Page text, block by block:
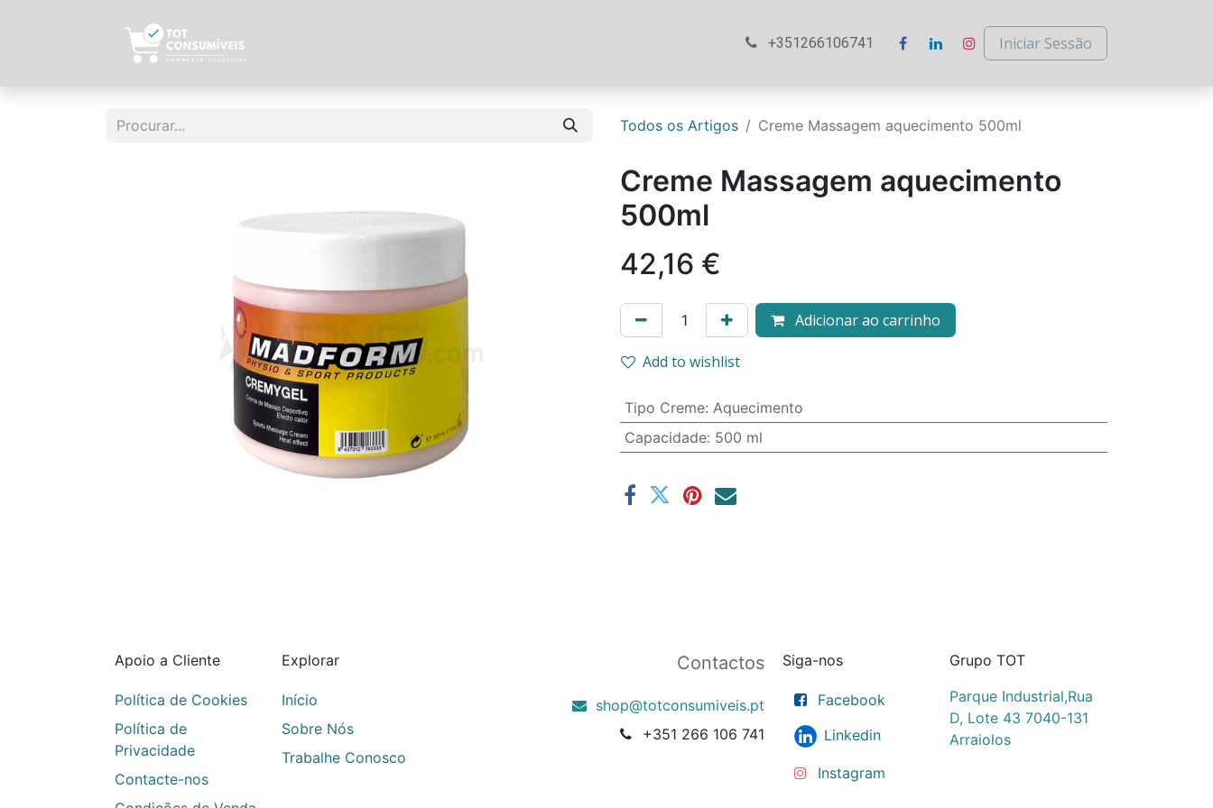
+351266106741 Iniciar Sessão
Todos os Artigos Creme Massagem aquecimento 500ml
Creme Massagem aquecimento
500ml
42,16 €
Adicionar ao carrinho
Add to wishlist
Tipo Creme: Aquecimento
Capacidade: 500 ml
Grupo TOT
Parque Industrial,Rua
D, Lote 43 7040-131
Arraiolos
Apoio a Cliente
Política de Cookies
Política de
Privacidade
Contacte-nos
Explorar
Início
Sobre Nós
Trabalhe Conosco
Contactos
shop@totconsumiveis.pt
+351 266 106 741
Siga-nos
Facebook
Linkedin
Instagram